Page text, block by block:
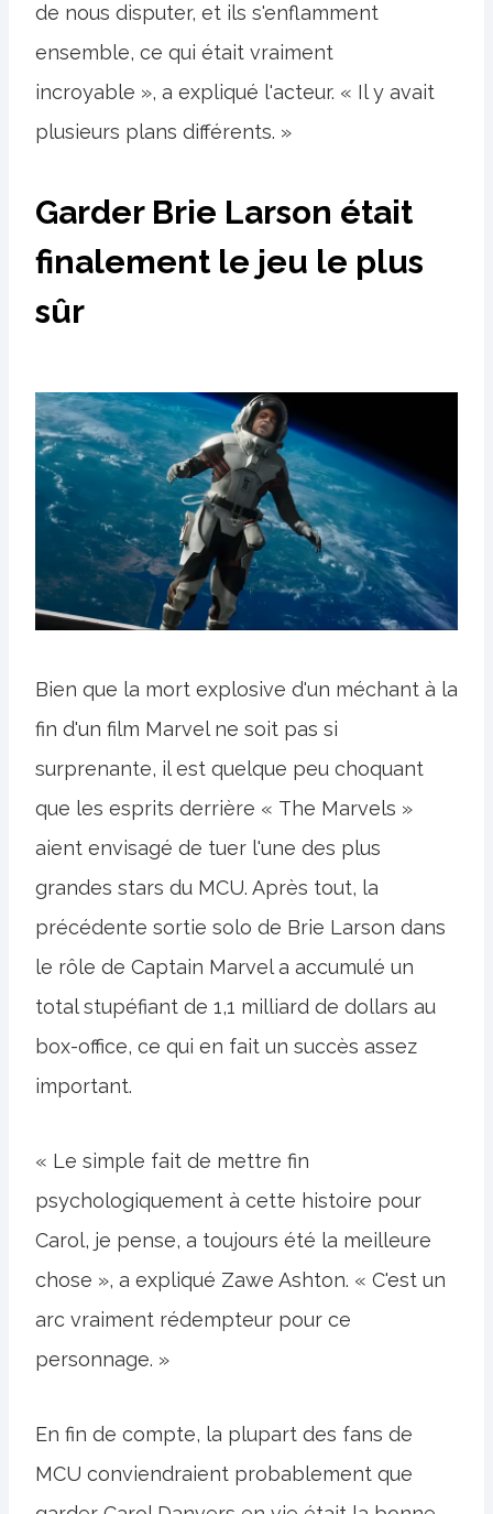
de nous disputer, et ils s'enflamment
ensemble, ce qui était vraiment
incroyable », a expliqué l'acteur. « Il y avait
plusieurs plans différents. »
Garder Brie Larson était
finalement le jeu le plus
sûr
Bien que la mort explosive d'un méchant à la
fin d'un film Marvel ne soit pas si
surprenante, il est quelque peu choquant
que les esprits derrière « The Marvels »
aient envisagé de tuer l'une des plus
grandes stars du MCU. Après tout, la
précédente sortie solo de Brie Larson dans
le rôle de Captain Marvel a accumulé un
total stupéfiant de 1,1 milliard de dollars au
box-office, ce qui en fait un succès assez
important.
« Le simple fait de mettre fin
psychologiquement à cette histoire pour
Carol, je pense, a toujours été la meilleure
chose », a expliqué Zawe Ashton. « C'est un
arc vraiment rédempteur pour ce
personnage. »
En fin de compte, la plupart des fans de
MCU conviendraient probablement que